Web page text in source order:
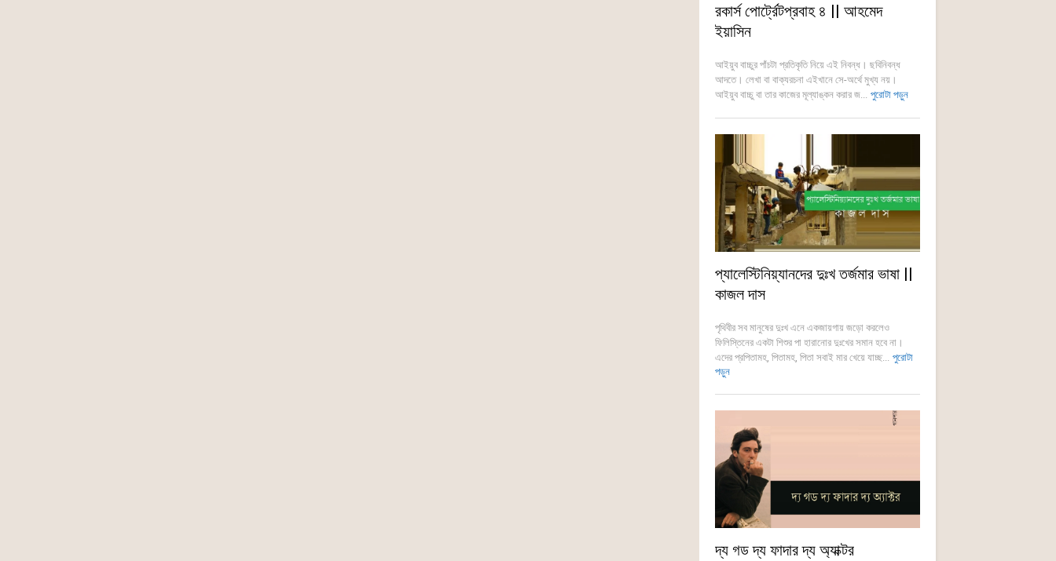
রকার্স পোর্ট্রেটপ্রবাহ ৪ || আহমেদ
ইয়াসিন
আইয়ুব বাচ্চুর পাঁচটা প্রতিকৃতি নিয়ে এই নিবন্ধ। ছবিনিবন্ধ
আদতে। লেখা বা বাক্যরচনা এইখানে সে-অর্থে মুখ্য নয়।
আইয়ুব বাচ্চু বা তার কাজের মূল্যাঙ্কন করার জ... পুরোটা পড়ুন
প্যালেস্টিনিয়্যানদের দুঃখ তর্জমার ভাষা ||
কাজল দাস
পৃথিবীর সব মানুষের দুঃখ এনে একজায়গায় জড়ো করলেও
ফিলিস্তিনের একটা শিশুর পা হারানোর দুঃখের সমান হবে না।
এদের প্রপিতামহ, পিতামহ, পিতা সবাই মার খেয়ে যাচ্ছ... পুরোটা
পড়ুন
দ্য গড দ্য ফাদার দ্য অ্যাক্টর